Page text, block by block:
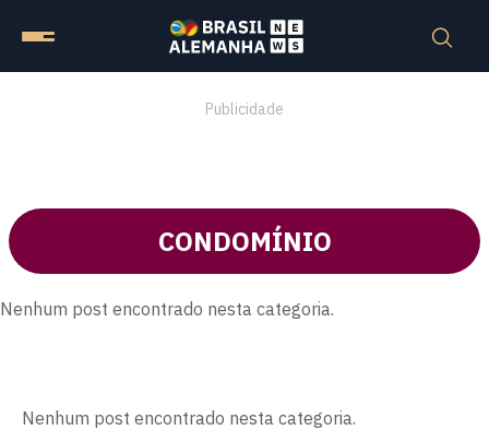
Publicidade
CONDOMÍNIO
Nenhum post encontrado nesta categoria.
Nenhum post encontrado nesta categoria.